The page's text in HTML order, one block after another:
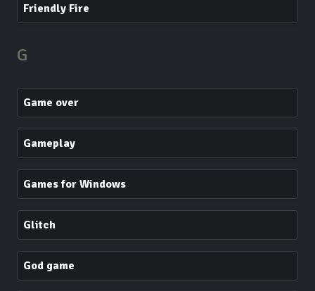
Friendly Fire
G
Game over
Gameplay
Games for Windows
Glitch
God game